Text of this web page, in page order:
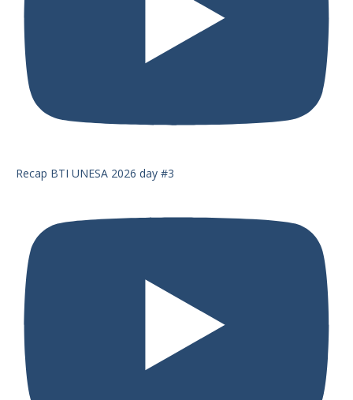
Recap BTI UNESA 2026 day #3